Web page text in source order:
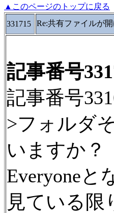
▲このページのトップに戻る
331715
Re:共有ファイルが
記事番号
記事番号
>フォルダ
いますか？
Everyoneと
見ている